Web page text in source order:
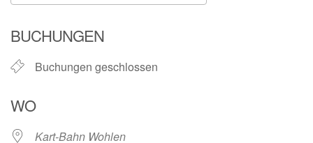
BUCHUNGEN
Buchungen geschlossen
WO
Kart-Bahn Wohlen